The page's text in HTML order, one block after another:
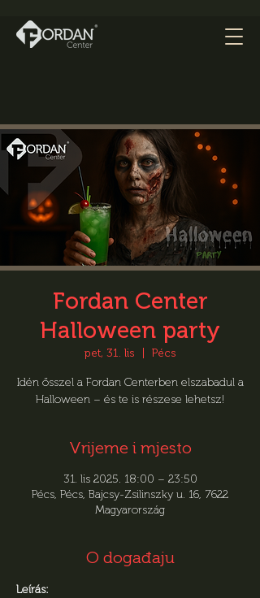
Fordan Center
Halloween party
pet, 31. lis Pécs
Idén ősszel a Fordan Centerben elszabadul a
Halloween – és te is részese lehetsz!
Vrijeme i mjesto
31. lis 2025. 18:00 – 23:50
Pécs, Pécs, Bajcsy-Zsilinszky u. 16, 7622
Magyarország
O događaju
Leírás: